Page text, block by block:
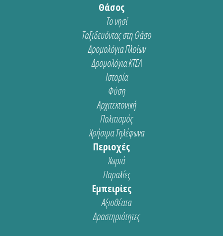
Θάσος
Το νησί
Ταξιδευόντας στη Θάσο
Δρομολόγια Πλοίων
Δρομολόγια ΚΤΕΛ
Ιστορία
Φύση
Αρχιτεκτονική
Πολιτισμός
Χρήσιμα Τηλέφωνα
Περιοχές
Χωριά
Παραλίες
Εμπειρίες
Αξιοθέατα
Δραστηριότητες